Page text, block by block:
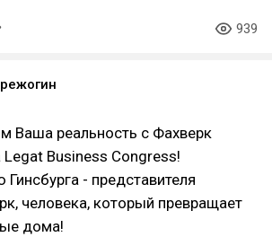
939
Ваша реальность с Фахверк
Business Congress!
- представителя
человека, который превращает
дома!